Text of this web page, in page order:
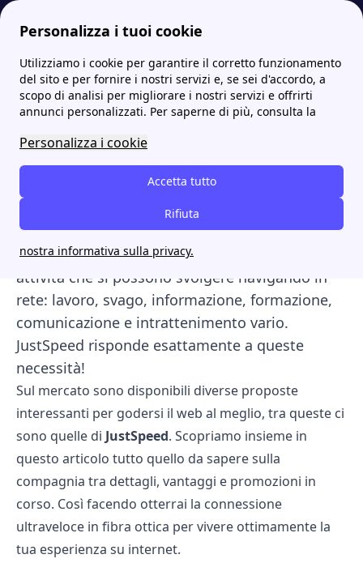
Personalizza i tuoi cookie
Utilizziamo i cookie per garantire il corretto funzionamento
del sito e per fornire i nostri servizi e, se sei d'accordo, a
scopo di analisi per migliorare i nostri servizi e offrirti
annunci personalizzati. Per saperne di più, consulta la
Personalizza i cookie
Accetta tutto
Rifiuta
nostra informativa sulla privacy.
Internet Casa Chi è JustSpeed? Dettagli, vantaggi e offerte di Justspeed
Chi è JustSpeed? Dettagli,
vantaggi e offerte di
Justspeed
Oggi quasi tutto ruota intorno ad
ognuno ha la sua tariffa attiva per poterlo
sfruttare al massimo. D'altronde sono tante le
attività che si possono svolgere navigando in
rete: lavoro, svago, informazione, formazione,
comunicazione e intrattenimento vario.
JustSpeed risponde esattamente a queste
necessità!
Sul mercato sono disponibili diverse proposte
interessanti per godersi il web al meglio, tra queste ci
sono quelle di JustSpeed. Scopriamo insieme in
questo articolo tutto quello da sapere sulla
compagnia tra dettagli, vantaggi e promozioni in
corso. Così facendo otterrai la connessione
ultraveloce in fibra ottica per vivere ottimamente la
tua esperienza su internet.